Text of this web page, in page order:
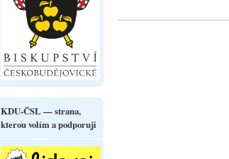
KDU-ČSL — strana,
kterou volím a podporuji